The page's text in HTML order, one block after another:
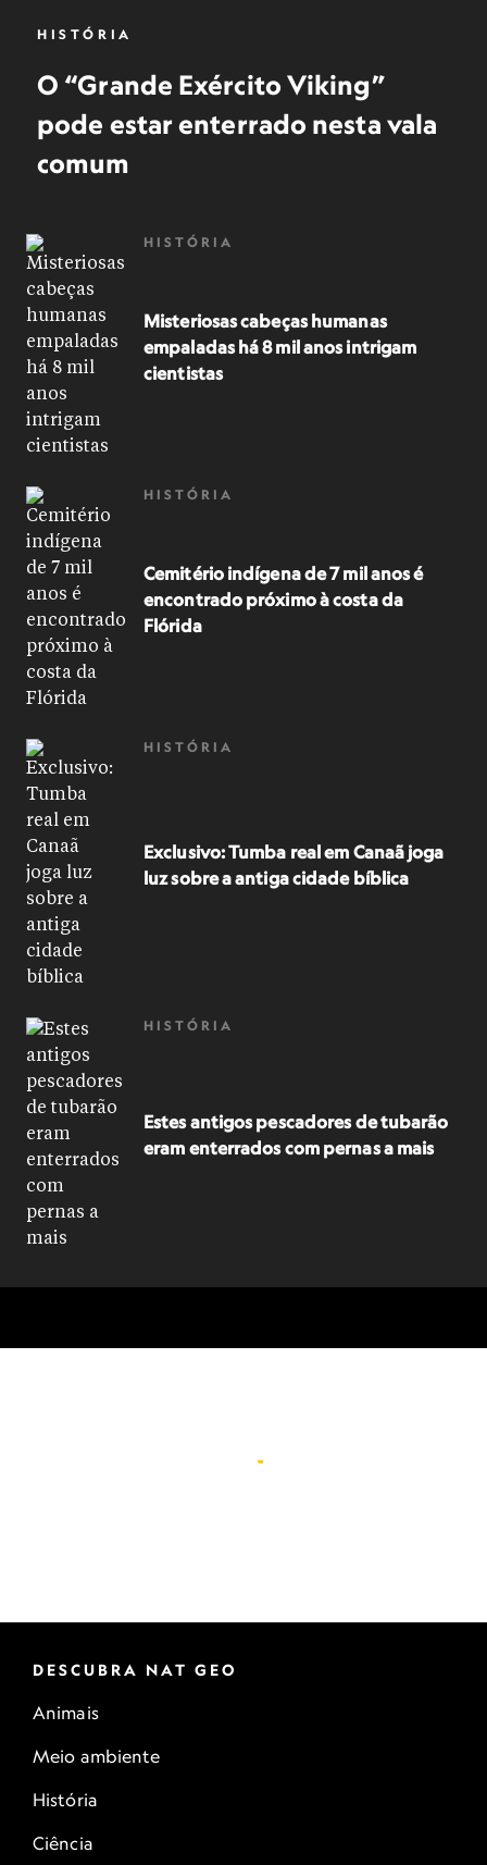
HISTÓRIA
O “Grande Exército Viking”
pode estar enterrado nesta vala
comum
HISTÓRIA
Misteriosas cabeças humanas
empaladas há 8 mil anos intrigam
cientistas
HISTÓRIA
Cemitério indígena de 7 mil anos é
encontrado próximo à costa da
Flórida
HISTÓRIA
Exclusivo: Tumba real em Canaã joga
luz sobre a antiga cidade bíblica
HISTÓRIA
Estes antigos pescadores de tubarão
eram enterrados com pernas a mais
DESCUBRA NAT GEO
Animais
Meio ambiente
História
Ciência